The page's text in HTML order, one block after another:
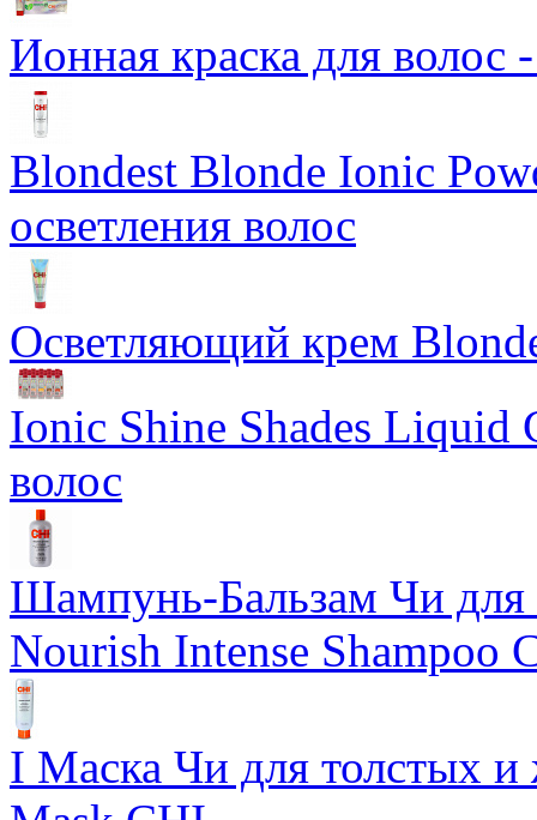
Ионная краска для
Blondest Blonde Ionic
осветления волос
Осветляющий крем
Ionic Shine Shades Liquid
волос
Шампунь-Бальзам Чи для
Nourish Intense Shampoo
I Маска Чи для толстых и